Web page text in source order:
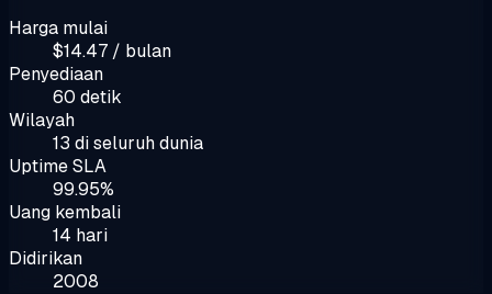
Harga mulai
$14.47 / bulan
Penyediaan
60 detik
Wilayah
13 di seluruh dunia
Uptime SLA
99.95%
Uang kembali
14 hari
Didirikan
2008